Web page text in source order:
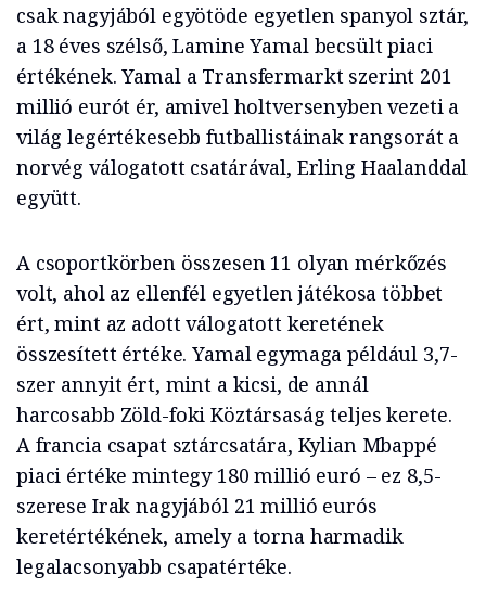
csak nagyjából egyötöde egyetlen spanyol sztár,
a 18 éves szélső, Lamine Yamal becsült piaci
értékének. Yamal a Transfermarkt szerint 201
millió eurót ér, amivel holtversenyben vezeti a
világ legértékesebb futballistáinak rangsorát a
norvég válogatott csatárával, Erling Haalanddal
együtt.
A csoportkörben összesen 11 olyan mérkőzés
volt, ahol az ellenfél egyetlen játékosa többet
ért, mint az adott válogatott keretének
összesített értéke. Yamal egymaga például 3,7-
szer annyit ért, mint a kicsi, de annál
harcosabb Zöld-foki Köztársaság teljes kerete.
A francia csapat sztárcsatára, Kylian Mbappé
piaci értéke mintegy 180 millió euró – ez 8,5-
szerese Irak nagyjából 21 millió eurós
keretértékének, amely a torna harmadik
legalacsonyabb csapatértéke.